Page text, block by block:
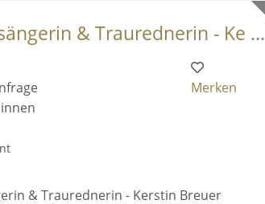
& Traurednerin - Ke ...
Merken
& Traurednerin - Kerstin Breuer